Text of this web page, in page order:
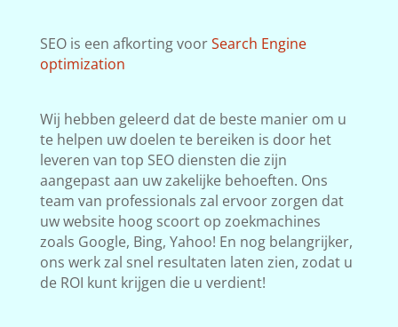
SEO is een afkorting voorSearch Engine
optimization
Wij hebben geleerd dat de beste manier om u
te helpen uw doelen te bereiken is door het
leveren van top SEO diensten die zijn
aangepast aan uw zakelijke behoeften. Ons
team van professionals zal ervoor zorgen dat
uw website hoog scoort op zoekmachines
zoals Google, Bing, Yahoo! En nog belangrijker,
ons werk zal snel resultaten laten zien, zodat u
de ROI kunt krijgen die u verdient!